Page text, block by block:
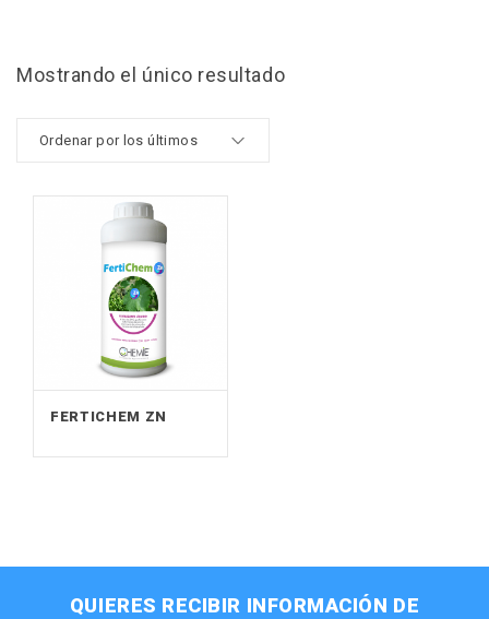
Mostrando el único resultado
FERTICHEM ZN
QUIERES RECIBIR INFORMACIÓN DE